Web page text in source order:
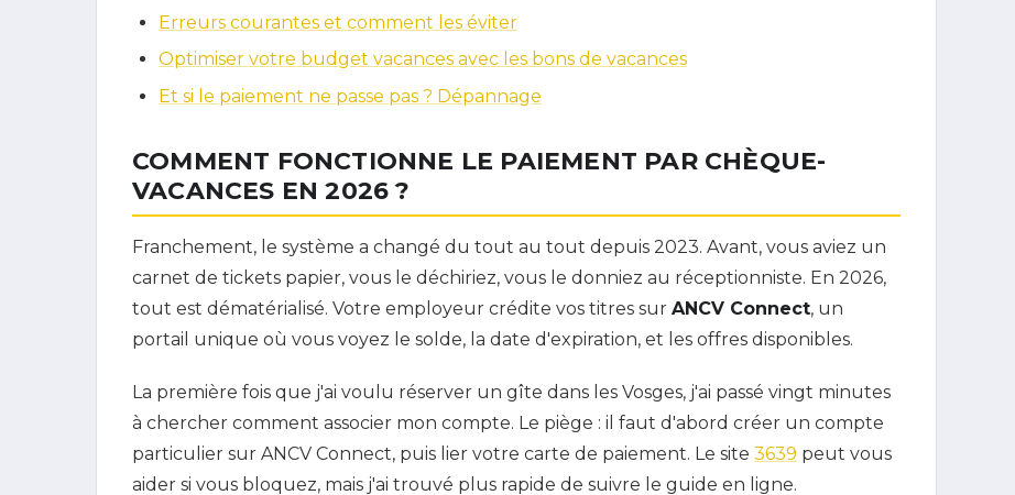
Erreurs courantes et comment les éviter
Optimiser votre budget vacances avec les bons de vacances
Et si le paiement ne passe pas ? Dépannage
COMMENT FONCTIONNE LE PAIEMENT PAR CHÈQUE-
VACANCES EN 2026 ?
Franchement, le système a changé du tout au tout depuis 2023. Avant, vous aviez un
carnet de tickets papier, vous le déchiriez, vous le donniez au réceptionniste. En 2026,
tout est dématérialisé. Votre employeur crédite vos titres sur ANCV Connect, un
portail unique où vous voyez le solde, la date d'expiration, et les offres disponibles.
La première fois que j'ai voulu réserver un gîte dans les Vosges, j'ai passé vingt minutes
à chercher comment associer mon compte. Le piège : il faut d'abord créer un compte
particulier sur ANCV Connect, puis lier votre carte de paiement. Le site 3639 peut vous
aider si vous bloquez, mais j'ai trouvé plus rapide de suivre le guide en ligne.